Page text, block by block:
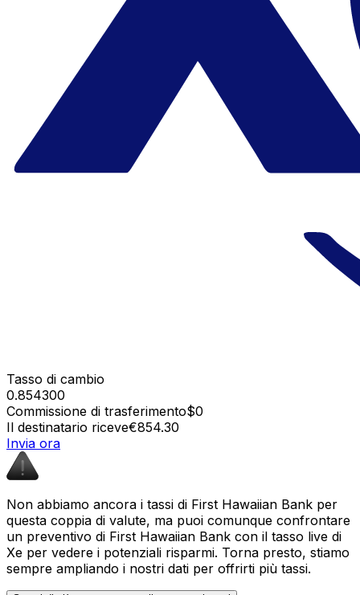
Tasso di cambio
0.854300
Commissione di trasferimento$0
Il destinatario riceve€854.30
Invia ora
Non abbiamo ancora i tassi di First Hawaiian Bank per
questa coppia di valute, ma puoi comunque confrontare
un preventivo di First Hawaiian Bank con il tasso live di
Xe per vedere i potenziali risparmi. Torna presto, stiamo
sempre ampliando i nostri dati per offrirti più tassi.